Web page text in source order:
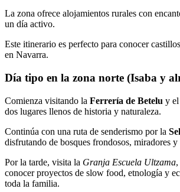
La zona ofrece alojamientos rurales con
un día activo.
Este itinerario es perfecto para conocer
en Navarra.
Día tipo en la zona norte (Isaba y
Comienza visitando la Ferrería de Betelu y el
dos lugares llenos de historia y naturaleza.
Continúa con una ruta de senderismo por la
disfrutando de bosques frondosos, miradores y
Por la tarde, visita la Granja Escuela Ultzama
conocer proyectos de slow food, etnología y
toda la familia.